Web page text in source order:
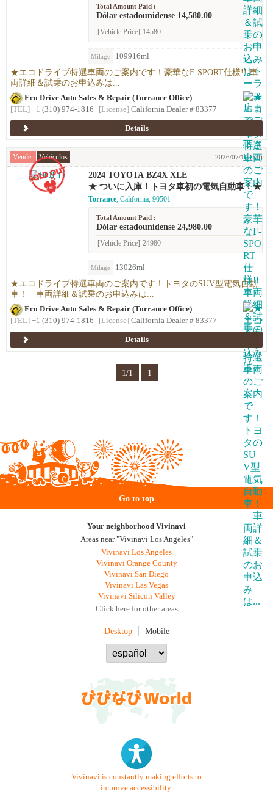
Total Amount Paid :
Dólar estadounidense 14,580.00
[Vehicle Price] 14580
Milage 109916ml
★エコドライブ特選車両のご案内です！豪華なF-SPORT仕様!! 車
両詳細＆試乗のお申込みは...
Eco Drive Auto Sales & Repair (Torrance Office)
[TEL] +1 (310) 974-1816 [License] California Dealer # 83377
Details
Vender Vehículos 2026/07/10 (Fri)
2024 TOYOTA BZ4X XLE
★ ついに入庫！トヨタ車初の電気自動車！★
Torrance, California, 90501
Total Amount Paid :
Dólar estadounidense 24,980.00
[Vehicle Price] 24980
Milage 13026ml
★エコドライブ特選車両のご案内です！トヨタのSUV型電気自動
車！ 車両詳細＆試乗のお申込みは...
Eco Drive Auto Sales & Repair (Torrance Office)
[TEL] +1 (310) 974-1816 [License] California Dealer # 83377
Details
1/1 1
Go to top
Your neighborhood Vivinavi
Areas near "Vivinavi Los Angeles"
Vivinavi Los Angeles
Vivinavi Orange County
Vivinavi San Diego
Vivinavi Las Vegas
Vivinavi Silicon Valley
Click here for other areas
Desktop Mobile
Vivinavi is constantly making efforts to
improve accessibility.